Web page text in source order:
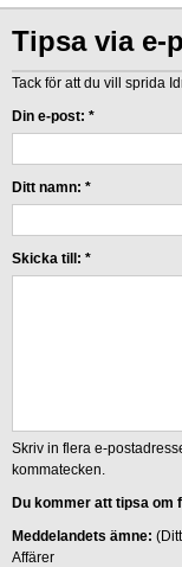
Tipsa via e-
Tack för att du vill sprida
Din e-post: *
Ditt namn: *
Skicka till: *
Skriv in flera e-
kommatecken.
Du kommer att tipsa om
Meddelandets ämne:
Affärer